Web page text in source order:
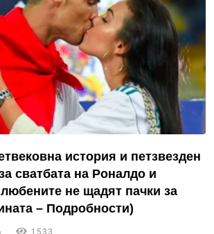
история и петзвезден
сватбата на Роналдо и
не щадят пачки за
– Подробности)
1533